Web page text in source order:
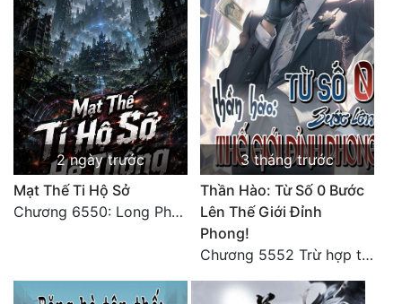
Võ Hiệp
Võng Du
Xuyên Không
Xuyên Nhanh
Xuyên Sách
Xuyên Thư
Đông Phương
2 ngày trước
Mạt Thế Ti Hộ Sở
Chương 6550: Long Phượng Thần Trận
3 tháng trước
Thần Hào: Từ Số 0 Bước
Lên Thế Giới Đỉnh
Phong!
Chương 5552 Trừ hợp tác, không còn cách nào khác!